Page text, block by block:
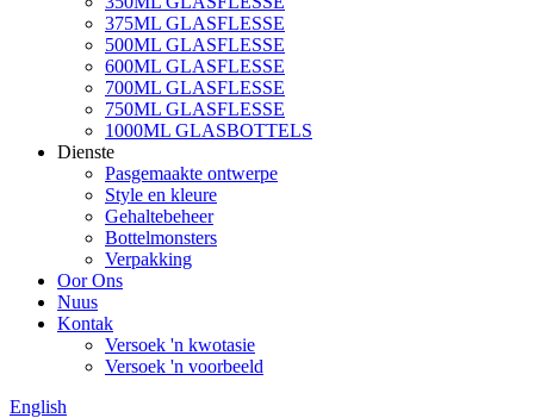
375ML GLASFLESSE
500ML GLASFLESSE
600ML GLASFLESSE
700ML GLASFLESSE
750ML GLASFLESSE
1000ML GLASBOTTELS
Dienste
Pasgemaakte ontwerpe
Style en kleure
Gehaltebeheer
Bottelmonsters
Verpakking
Oor Ons
Nuus
Kontak
Versoek 'n kwotasie
Versoek 'n voorbeeld
English